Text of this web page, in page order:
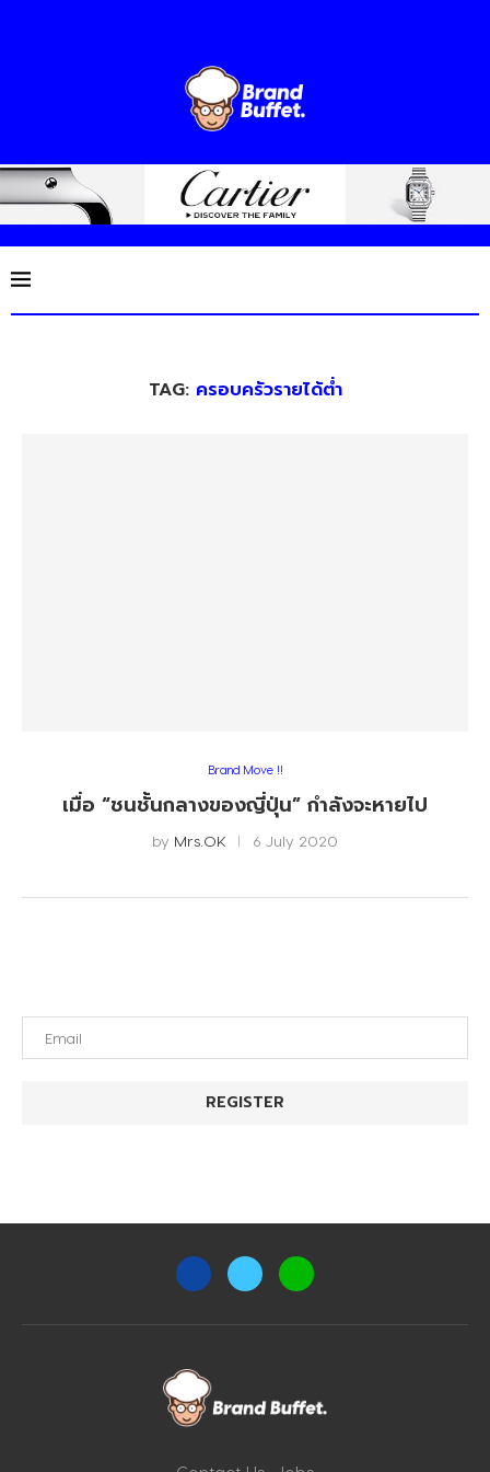
TAG: ครอบครัวรายได้ต่ำ
Brand Move !!
เมื่อ “ชนชั้นกลางของญี่ปุ่น” กำลังจะหายไป
by Mrs.OK 6 July 2020